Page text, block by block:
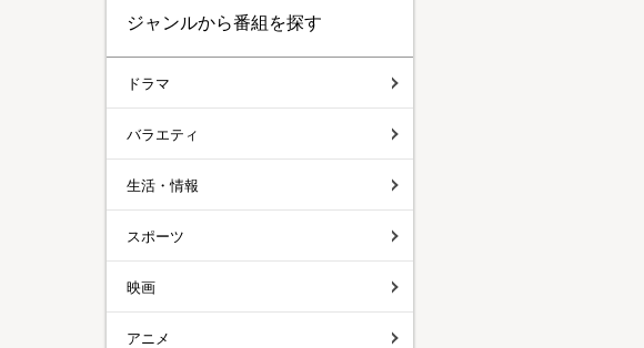
ジャンルから番組を探す
ドラマ
バラエティ
生活・情報
スポーツ
映画
アニメ